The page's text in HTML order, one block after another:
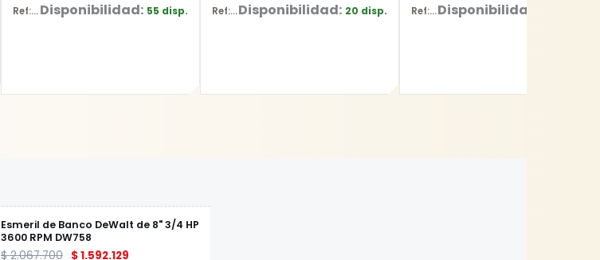
Ref: YT-62229Disponibilidad: 55 disp. Ref: D-26515Disponibilidad: 20 disp. Ref: BR10Disponibilidad:
Esmeril de Banco DeWalt de 8" 3/4 HP
3600 RPM DW758
$2.067.700 $1.592.129